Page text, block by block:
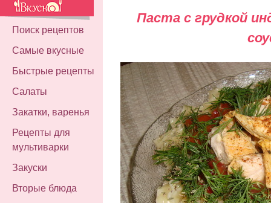
Поиск рецептов
Самые вкусные
Быстрые рецепты
Салаты
Закатки, варенья
Рецепты для
мультиварки
Закуски
Вторые блюда
Паста с грудкой